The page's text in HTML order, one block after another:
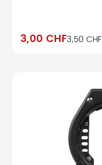
3,00 CHF3,50 CHF